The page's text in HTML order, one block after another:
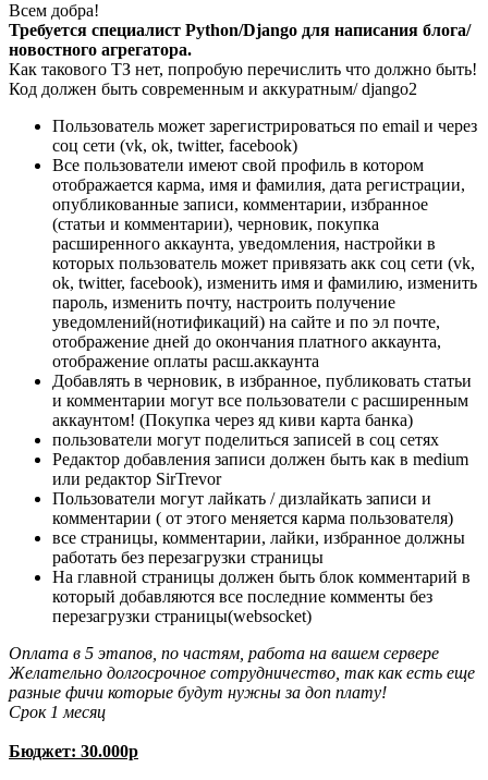
Всем добра!
Требуется специалист Python/Django для написания блога/
новостного агрегатора.
Как такового ТЗ нет, попробую перечислить что должно быть!
Код должен быть современным и аккуратным/ django2
Пользователь может зарегистрироваться по email и через
соц сети (vk, ok, twitter, facebook)
Все пользователи имеют свой профиль в котором
отображается карма, имя и фамилия, дата регистрации,
опубликованные записи, комментарии, избранное
(статьи и комментарии), черновик, покупка
расширенного аккаунта, уведомления, настройки в
которых пользователь может привязать акк соц сети (vk,
ok, twitter, facebook), изменить имя и фамилию, изменить
пароль, изменить почту, настроить получение
уведомлений(нотификаций) на сайте и по эл почте,
отображение дней до окончания платного аккаунта,
отображение оплаты расш.аккаунта
Добавлять в черновик, в избранное, публиковать статьи
и комментарии могут все пользователи с расширенным
аккаунтом! (Покупка через яд киви карта банка)
пользователи могут поделиться записей в соц сетях
Редактор добавления записи должен быть как в medium
или редактор SirTrevor
Пользователи могут лайкать / дизлайкать записи и
комментарии ( от этого меняется карма пользователя)
все страницы, комментарии, лайки, избранное должны
работать без перезагрузки страницы
На главной страницы должен быть блок комментарий в
который добавляются все последние комменты без
перезагрузки страницы(websocket)
Оплата в 5 этапов, по частям, работа на вашем сервере
Желательно долгосрочное сотрудничество, так как есть еще
разные фичи которые будут нужны за доп плату!
Срок 1 месяц
Бюджет: 30.000р